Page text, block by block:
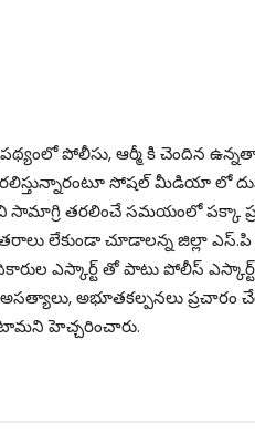
పోలీసు, ఆర్మీ కి చెందిన
తరలిస్తున్నారంటూ సోషల్ మీడియా లో
సామాగ్రి తరలించే సమయంలో పక్కా
లేకుండా చూడాలన్న జిల్లా ఎస్.పి
ఎస్కార్ట్ తో పాటు పోలీస్
అభూతకల్పనలు ప్రచారం
హెచ్చరించారు.